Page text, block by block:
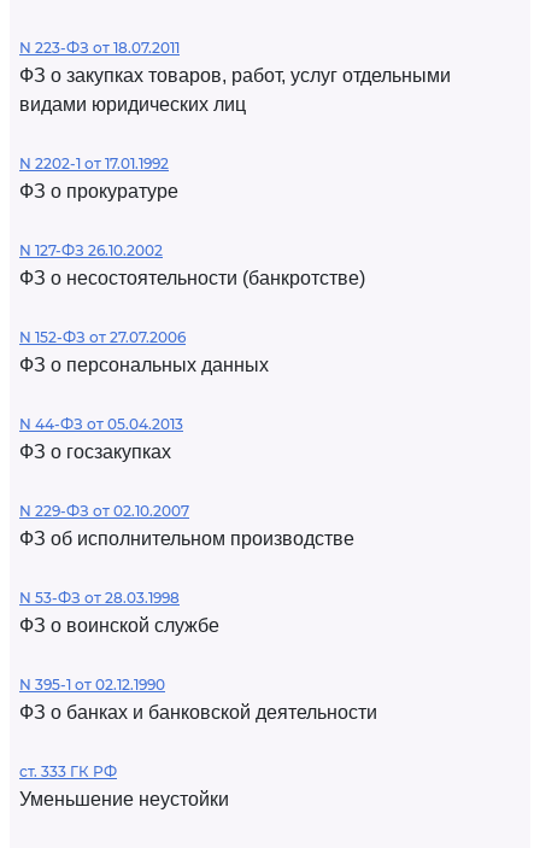
N 223-ФЗ от 18.07.2011
ФЗ о закупках товаров, работ, услуг отдельными
видами юридических лиц
N 2202-1 от 17.01.1992
ФЗ о прокуратуре
N 127-ФЗ 26.10.2002
ФЗ о несостоятельности (банкротстве)
N 152-ФЗ от 27.07.2006
ФЗ о персональных данных
N 44-ФЗ от 05.04.2013
ФЗ о госзакупках
N 229-ФЗ от 02.10.2007
ФЗ об исполнительном производстве
N 53-ФЗ от 28.03.1998
ФЗ о воинской службе
N 395-1 от 02.12.1990
ФЗ о банках и банковской деятельности
ст. 333 ГК РФ
Уменьшение неустойки